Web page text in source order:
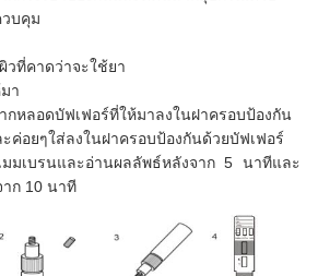
บคุม
วที่คาดว่าจะใช้ยา
า
กหลอดบัฟเฟอร์ที่ให้มาลงในฝาครอบป้องกัน
ค่อยๆใส่ลงในฝาครอบป้องกันด้วยบัฟเฟอร์
มมเบรนและอ่านผลลัพธ์หลังจาก 5 นาทีและ
ก 10 นาที